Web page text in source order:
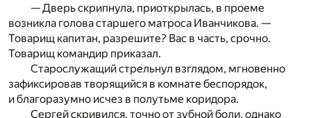
— Дверь скрипнула, приоткрылась, в проеме
возникла голова старшего матроса Иванчикова. —
Товарищ капитан, разрешите? Вас в часть, срочно.
Товарищ командир приказал.
Старослужащий стрельнул взглядом, мгновенно
зафиксировав творящийся в комнате беспорядок,
и благоразумно исчез в полутьме коридора.
Сергей скривился, точно от зубной боли, однако